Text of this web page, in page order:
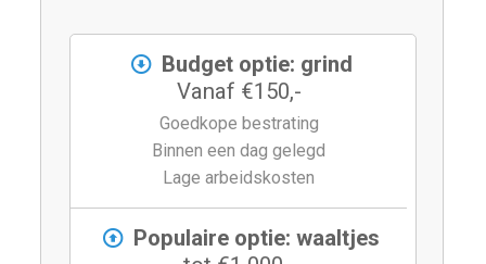
Budget optie: grind
Vanaf €150,-
Goedkope bestrating
Binnen een dag gelegd
Lage arbeidskosten
Populaire optie: waaltjes